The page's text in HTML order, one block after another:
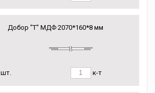
Добор "Т" МДФ 2070*160*8 мм
шт. к-т